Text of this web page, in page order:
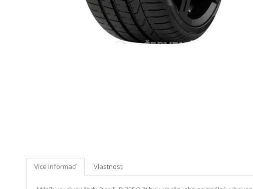
Více informací Vlastnosti